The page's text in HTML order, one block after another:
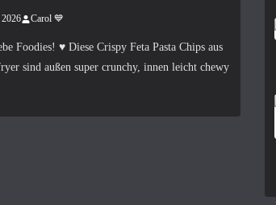
Carol 💙
Foodies! ♥︎ Diese Crispy Feta Pasta Chips aus
sind außen super crunchy, innen leicht chewy